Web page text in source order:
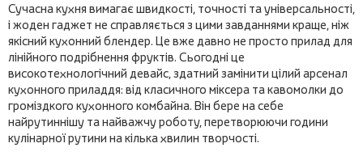
Сучасна кухня вимагає швидкості, точності та універсальності,
і жоден гаджет не справляється з цими завданнями краще, ніж
якісний кухонний блендер. Це вже давно не просто прилад для
лінійного подрібнення фруктів. Сьогодні це
високотехнологічний девайс, здатний замінити цілий арсенал
кухонного приладдя: від класичного міксера та кавомолки до
громіздкого кухонного комбайна. Він бере на себе
найрутиннішу та найважчу роботу, перетворюючи години
кулінарної рутини на кілька хвилин творчості.